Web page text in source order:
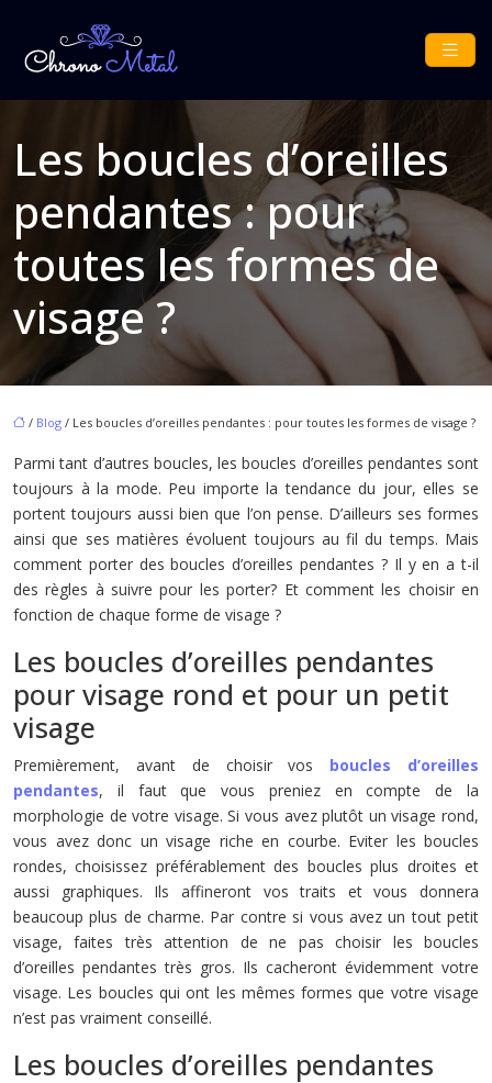
Les boucles d’oreilles
pendantes : pour
toutes les formes de
visage ?
/ Blog / Les boucles d’oreilles pendantes : pour toutes les formes de visage ?
Parmi tant d’autres boucles, les boucles d’oreilles pendantes sont
toujours à la mode. Peu importe la tendance du jour, elles se
portent toujours aussi bien que l’on pense. D’ailleurs ses formes
ainsi que ses matières évoluent toujours au fil du temps. Mais
comment porter des boucles d’oreilles pendantes ? Il y en a t-il
des règles à suivre pour les porter? Et comment les choisir en
fonction de chaque forme de visage ?
Les boucles d’oreilles pendantes
pour visage rond et pour un petit
visage
Premièrement, avant de choisir vos
boucles d’oreilles
pendantes, il faut que vous preniez en compte de la
morphologie de votre visage. Si vous avez plutôt un visage rond,
vous avez donc un visage riche en courbe. Eviter les boucles
rondes, choisissez préférablement des boucles plus droites et
aussi graphiques. Ils affineront vos traits et vous donnera
beaucoup plus de charme. Par contre si vous avez un tout petit
visage, faites très attention de ne pas choisir les boucles
d’oreilles pendantes très gros. Ils cacheront évidemment votre
visage. Les boucles qui ont les mêmes formes que votre visage
n’est pas vraiment conseillé.
Les boucles d’oreilles pendantes